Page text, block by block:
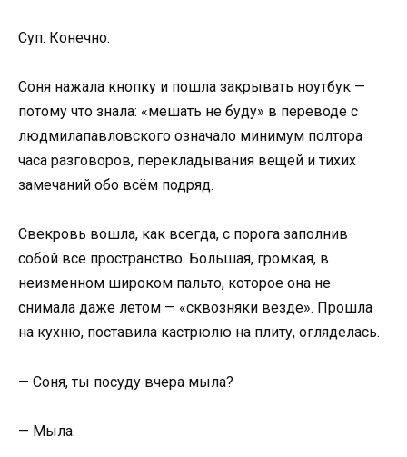
Суп. Конечно.
Соня нажала кнопку и пошла закрывать ноутбук —
потому что знала: «мешать не буду» в переводе с
людмилапавловского означало минимум полтора
часа разговоров, перекладывания вещей и тихих
замечаний обо всём подряд.
Свекровь вошла, как всегда, с порога заполнив
собой всё пространство. Большая, громкая, в
неизменном широком пальто, которое она не
снимала даже летом — «сквозняки везде». Прошла
на кухню, поставила кастрюлю на плиту, огляделась.
— Соня, ты посуду вчера мыла?
— Мыла.